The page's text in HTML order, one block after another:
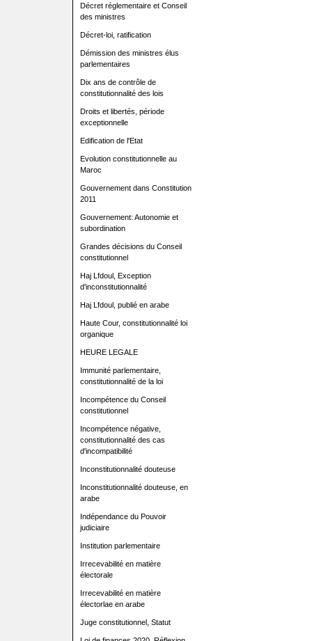
Décret réglementaire et Conseil
des ministres
Décret-loi, ratification
Démission des ministres élus
parlementaires
Dix ans de contrôle de
constitutionnalité des lois
Droits et libertés, période
exceptionnelle
Edification de l'Etat
Evolution constitutionnelle au
Maroc
Gouvernement dans Constitution
2011
Gouvernement: Autonomie et
subordination
Grandes décisions du Conseil
constitutionnel
Haj Lfdoul, Exception
d'inconstitutionnalité
Haj Lfdoul, publié en arabe
Haute Cour, constitutionnalité loi
organique
HEURE LEGALE
Immunité parlementaire,
constitutionnalité de la loi
Incompétence du Conseil
constitutionnel
Incompétence négative,
constitutionnalité des cas
d'incompatibilité
Inconstitutionnalité douteuse
Inconstitutionnalité douteuse, en
arabe
Indépendance du Pouvoir
judiciaire
Institution parlementaire
Irrecevabilité en matière
électorale
Irrecevabilité en matière
électorlae en arabe
Juge constitutionnel, Statut